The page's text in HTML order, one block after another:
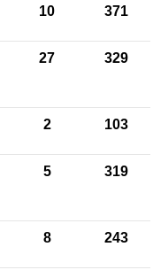
10 371
27 329
2 103
5 319
8 243